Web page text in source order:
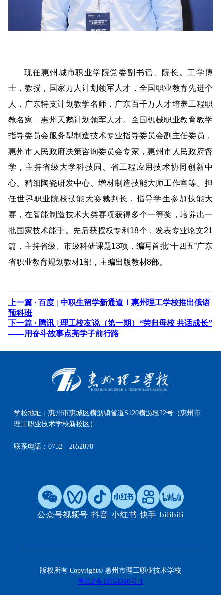
现任惠州城市职业学院党委副书记、院长。工学博
士，教授，国家万人计划领军人才，全国职业教育先进个
人，广东特支计划教学名师，广东百千万人才培养工程职
教名家，惠州天鹅计划领军人才。全国机械职业教育教学
指导委员会服务型制造技术专业指导委员会副主任委员，
惠州市人民政府决策咨询委员会专家，惠州市人民政府督
学，主持省级大学科技园、省工程应用技术协同创新中
心、精细陶瓷研发中心、增材制造技能大师工作室等。担
任世界职业院校技能大赛裁判长，指导学生参加技能大
赛，在智能制造技术大类赛项获得多个一等奖，培养出一
批国家技术能手。先后获授权专利18个，发表专业论文21
篇，主持省级、市级科研课题13项，编写首批“十四五”广东
省职业教育规划教材1部，主编出版教材8部。
上一篇 · 百度 | 中职生留学新通道！惠州理工学校推出俄语
预科班
下一篇 · 腾讯 | 理工校友说（第一期）“荣归母校 共话成长”
——用奋斗故事点亮学子前行路
学校地址：惠州市惠城区横沥镇省道S120横沥段22号（惠州市
理工职业技术学校新校区）
联系电话：0752—2652878
公众号视频号 抖音 小红书 快手 bilibili
版权所有 Copyright© 惠州市理工职业技术学校
粤ICP备18154340号-1